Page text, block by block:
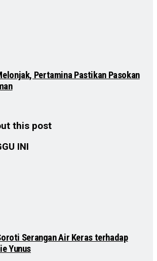
Pertamina Pastikan Pasokan
this post
INI
Serangan Air Keras terhadap
Yunus